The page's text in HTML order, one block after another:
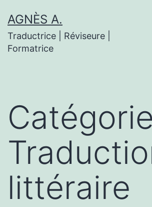
au
contenu
AGNÈS A.
Traductrice | Réviseure |
Formatrice
littéraire